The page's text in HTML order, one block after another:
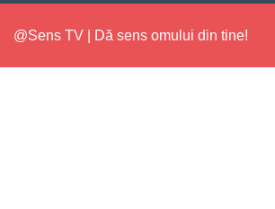
@Sens TV | Dă sens omului din tine!